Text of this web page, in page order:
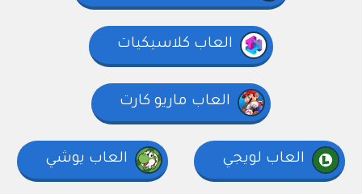
العاب كلاسيكيات
العاب ماريو كارت
العاب لويجي العاب يوشي